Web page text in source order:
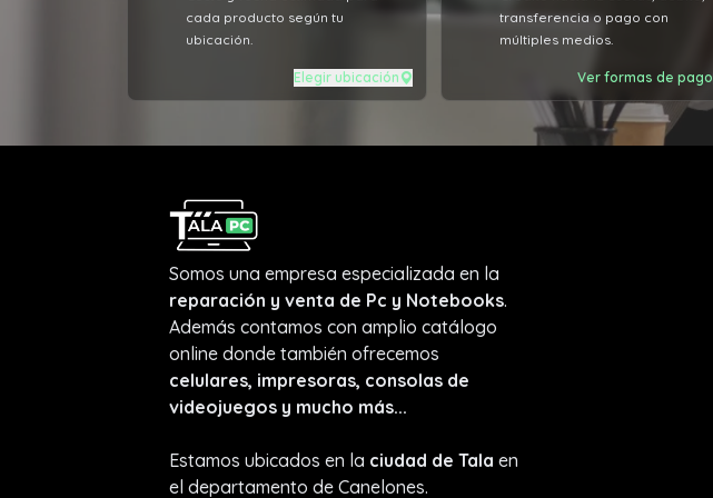
cada producto según tu
ubicación.
Elegir ubicación
transferencia o pago con
múltiples medios.
Ver formas de pago
Somos una empresa especializada en la
reparación y venta de Pc y Notebooks.
Además contamos con amplio catálogo
online donde también ofrecemos
celulares, impresoras, consolas de
videojuegos y mucho más...
Estamos ubicados en la ciudad de Tala en
el departamento de Canelones.